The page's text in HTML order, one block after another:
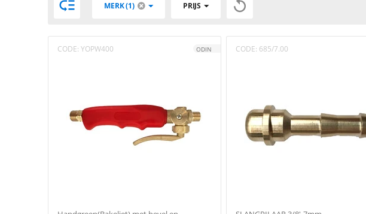
 MERK (1) PRIJS 
CODE: YOPW400 ODIN CODE: 685/7.00